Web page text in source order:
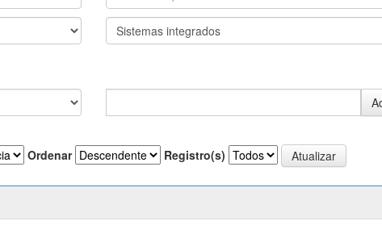
Ordenar Registro(s)